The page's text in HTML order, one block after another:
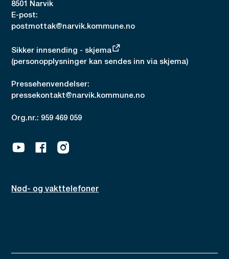
8501 Narvik
E-post:
postmottak@narvik.kommune.no
Sikker innsending - skjema
(personopplysninger kan sendes inn via skjema)
Pressehenvendelser:
pressekontakt@narvik.kommune.no
Org.nr.: 959 469 059
YoutubeFacebookInstagram
Nød- og vakttelefoner